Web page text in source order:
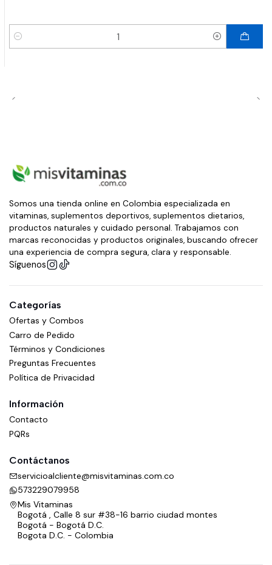
Cantidad
Somos una tienda online en Colombia especializada en
vitaminas, suplementos deportivos, suplementos dietarios,
productos naturales y cuidado personal. Trabajamos con
marcas reconocidas y productos originales, buscando ofrecer
una experiencia de compra segura, clara y responsable.
Síguenos
Categorías
Ofertas y Combos
Carro de Pedido
Términos y Condiciones
Preguntas Frecuentes
Política de Privacidad
Información
Contacto
PQRs
Contáctanos
servicioalcliente@misvitaminas.com.co
573229079958
Mis Vitaminas
Bogotá , Calle 8 sur #38-16 barrio ciudad montes
Bogotá - Bogotá D.C.
Bogota D.C. - Colombia